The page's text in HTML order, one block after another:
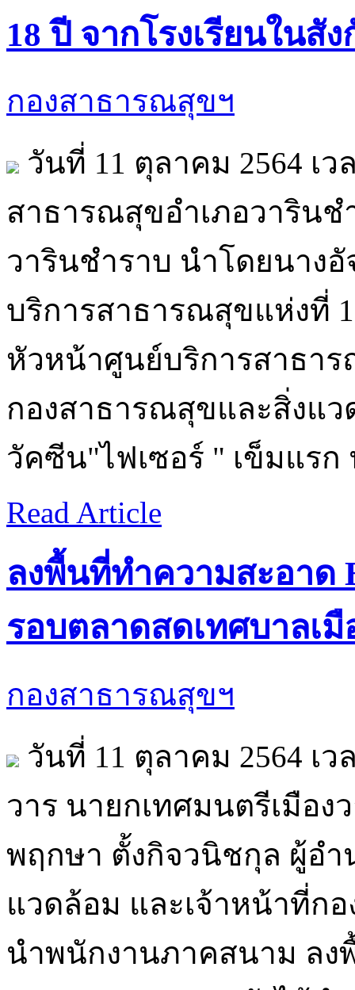
18 ปี จากโรงเรียนในสั
กองสาธารณสุขฯ
วันที่ 11 ตุลาคม 2564 เ
สาธารณสุขอำเภอวารินช
วารินชำราบ นำโดยนาง
บริการสาธารณสุขแห่งที่
หัวหน้าศูนย์บริการสาธา
กองสาธารณสุขและสิ่งแ
วัคซีน"ไฟเซอร์ " เข็มแรก
Read Article
ลงพื้นที่ทำความสะอาด
รอบตลาดสดเทศบาลเ
กองสาธารณสุขฯ
วันที่ 11 ตุลาคม 2564 เ
วาร นายกเทศมนตรีเมือ
พฤกษา ตั้งกิจวนิชกุล ผู้อ
แวดล้อม และเจ้าหน้าที่ก
นำพนักงานภาคสนาม ล